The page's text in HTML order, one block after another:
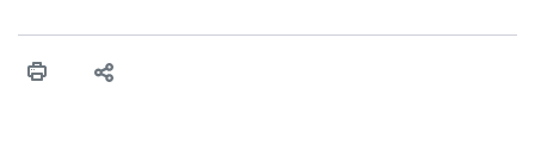
higiéniai szabályok betartása, a megfelelő hőkezelés, valamint a
biztonsági Hivatal (Nébih) Oktatási Programja összegyűjtötte a